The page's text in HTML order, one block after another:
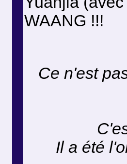
WAANG !!!
Ce n'est
Il a été